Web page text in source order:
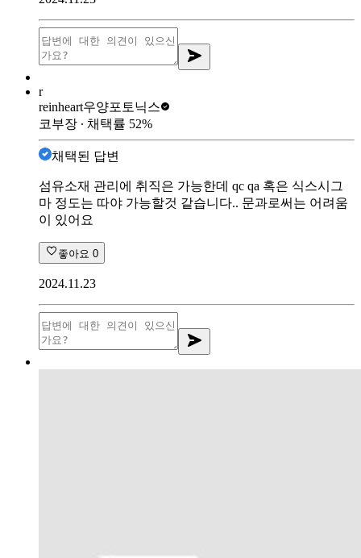
r
reinheart우양포토닉스
코부장 ∙ 채택률 52%
채택된 답변
섬유소재 관리에 취직은 가능한데 qc qa 혹은 식스시그
마 정도는 따야 가능할것 같습니다.. 문과로써는 어려움
이 있어요
좋아요 0
2024.11.23